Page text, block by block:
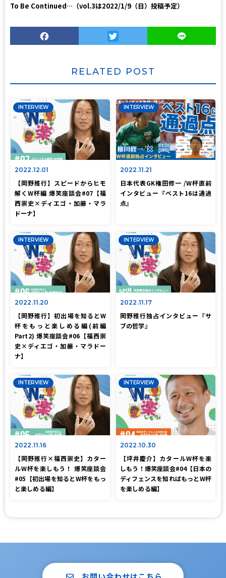
To Be Continued…（vol.3は2022/1/9（日）投稿予定）
Twitter
RELATED POST
INTERVIEW
2022.12.01
【岡野雅行】スピードからヒモ
解くW杯編 爆笑座談会#07【福
西崇史×ディエゴ・加藤・マラ
ドーナ】
INTERVIEW
2022.11.21
日本代表GK権田修一 /W杯直前
インタビュー『ベスト16は通過
点』
INTERVIEW
2022.11.20
【岡野雅行】初出場を知るとW
杯をもっと楽しめる編(前編
Part2) 爆笑座談会#06【福西崇
史×ディエゴ・加藤・マラドー
ナ】
INTERVIEW
2022.11.17
岡野雅行独占インタビュー『サ
ブの哲学』
INTERVIEW
2022.11.16
【岡野雅行×福西崇史】カター
ルW杯を楽しもう！ 爆笑座談会
#05【初出場を知るとW杯をもっ
と楽しめる編】
INTERVIEW
2022.10.30
【坪井慶介】カタールW杯を楽
しもう！爆笑座談会#04【日本の
ディフェンスを知ればもっとW杯
を楽しめる編】